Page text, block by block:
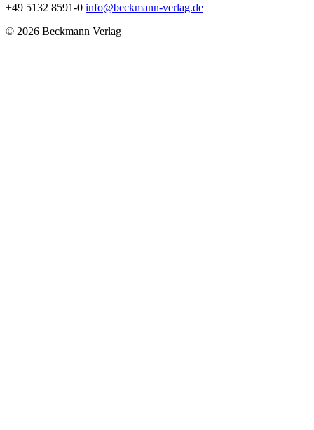
+49 5132 8591-0 info@beckmann-verlag.de
© 2026 Beckmann Verlag